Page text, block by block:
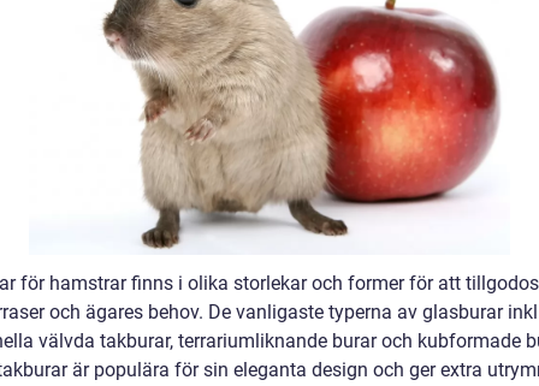
för hamstrar finns i olika storlekar och former för att
och ägares behov. De vanligaste typerna av glasburar
välvda takburar, terrariumliknande burar och kubformade
är populära för sin eleganta design och ger extra